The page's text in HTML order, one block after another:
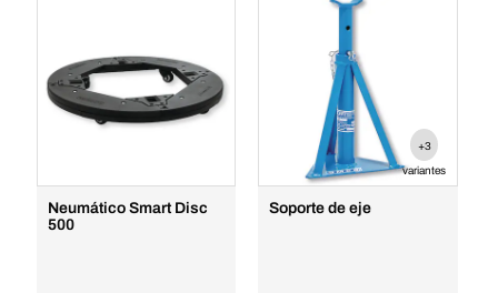
Neumático Smart Disc
500
+3
variantes
Soporte de eje